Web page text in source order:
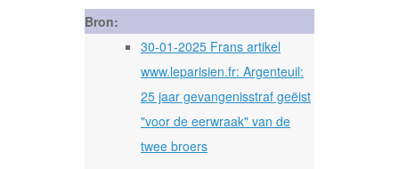
Bron:
30-01-2025 Frans artikel
www.leparisien.fr: Argenteuil:
25 jaar gevangenisstraf geëist
"voor de eerwraak" van de
twee broers